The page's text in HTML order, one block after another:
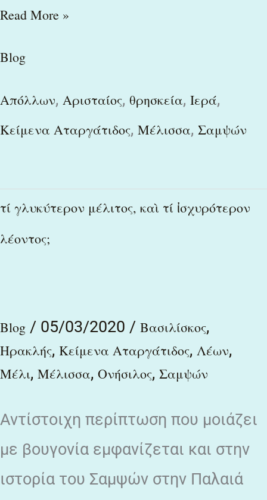
Read More »
Blog
Απόλλων, Αρισταίος, θρησκεία, Ιερά,
Κείμενα Αταργάτιδος, Μέλισσα, Σαμψών
τί γλυκύτερον μέλιτος, καὶ τί ἰσχυρότερον
λέοντος;
Blog / 05/03/2020 / Βασιλίσκος,
Ηρακλής, Κείμενα Αταργάτιδος, Λέων,
Μέλι, Μέλισσα, Ονήσιλος, Σαμψών
Αντίστοιχη περίπτωση που μοιάζει
με βουγονία εμφανίζεται και στην
ιστορία του Σαμψών στην Παλαιά
τί
μέλιτος,
ἰσχυρότερον
λέοντος;